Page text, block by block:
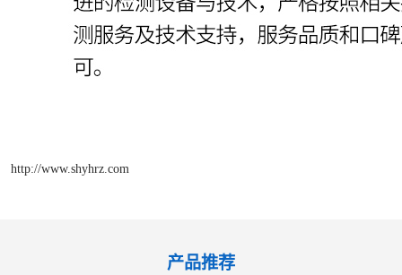
http://www.shyhrz.com
产品推荐